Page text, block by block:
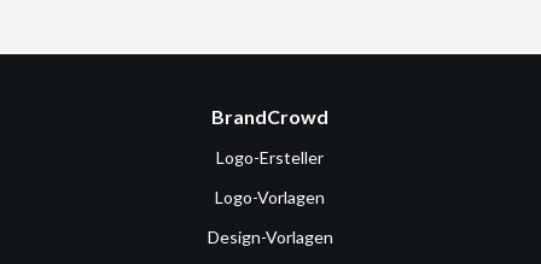
BrandCrowd
Logo-Ersteller
Logo-Vorlagen
Design-Vorlagen